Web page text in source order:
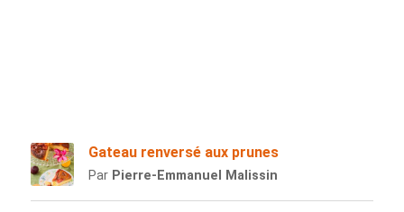
Gateau renversé aux prunes
Par Pierre-Emmanuel Malissin